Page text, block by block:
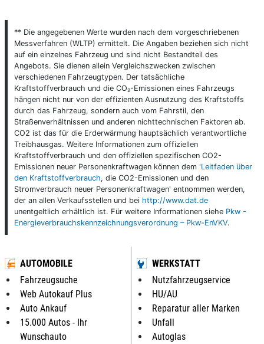
** Die angegebenen Werte wurden nach dem vorgeschriebenen
Messverfahren (WLTP) ermittelt. Die Angaben beziehen sich nicht
auf ein einzelnes Fahrzeug und sind nicht Bestandteil des
Angebots. Sie dienen allein Vergleichszwecken zwischen
verschiedenen Fahrzeugtypen. Der tatsächliche
Kraftstoffverbrauch und die CO₂-Emissionen eines Fahrzeugs
hängen nicht nur von der effizienten Ausnutzung des Kraftstoffs
durch das Fahrzeug, sondern auch vom Fahrstil, den
Straßenverhältnissen und anderen nichttechnischen Faktoren ab.
CO2 ist das für die Erderwärmung hauptsächlich verantwortliche
Treibhausgas. Weitere Informationen zum offiziellen
Kraftstoffverbrauch und den offiziellen spezifischen CO2-
Emissionen neuer Personenkraftwagen können dem 'Leitfaden über
den Kraftstoffverbrauch, die CO2-Emissionen und den
Stromverbrauch neuer Personenkraftwagen' entnommen werden,
der an allen Verkaufsstellen und bei http://www.dat.de
unentgeltlich erhältlich ist. Für weitere Informationen siehe Pkw -
Energieverbrauchskennzeichnungsverordnung – Pkw-EnVKV.
AUTOMOBILE
Fahrzeugsuche
Web Autokauf Plus
Auto Ankauf
15.000 Autos - Ihr
Wunschauto
WERKSTATT
Nutzfahrzeugservice
HU/AU
Reparatur aller Marken
Unfall
Autoglas